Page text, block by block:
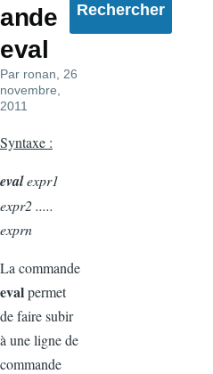
ande
eval
Par ronan , 26
novembre,
2011
Syntaxe :
evalexpr1
expr2 .....
exprn
La commande
evalpermet
de faire subir
à une ligne de
commande